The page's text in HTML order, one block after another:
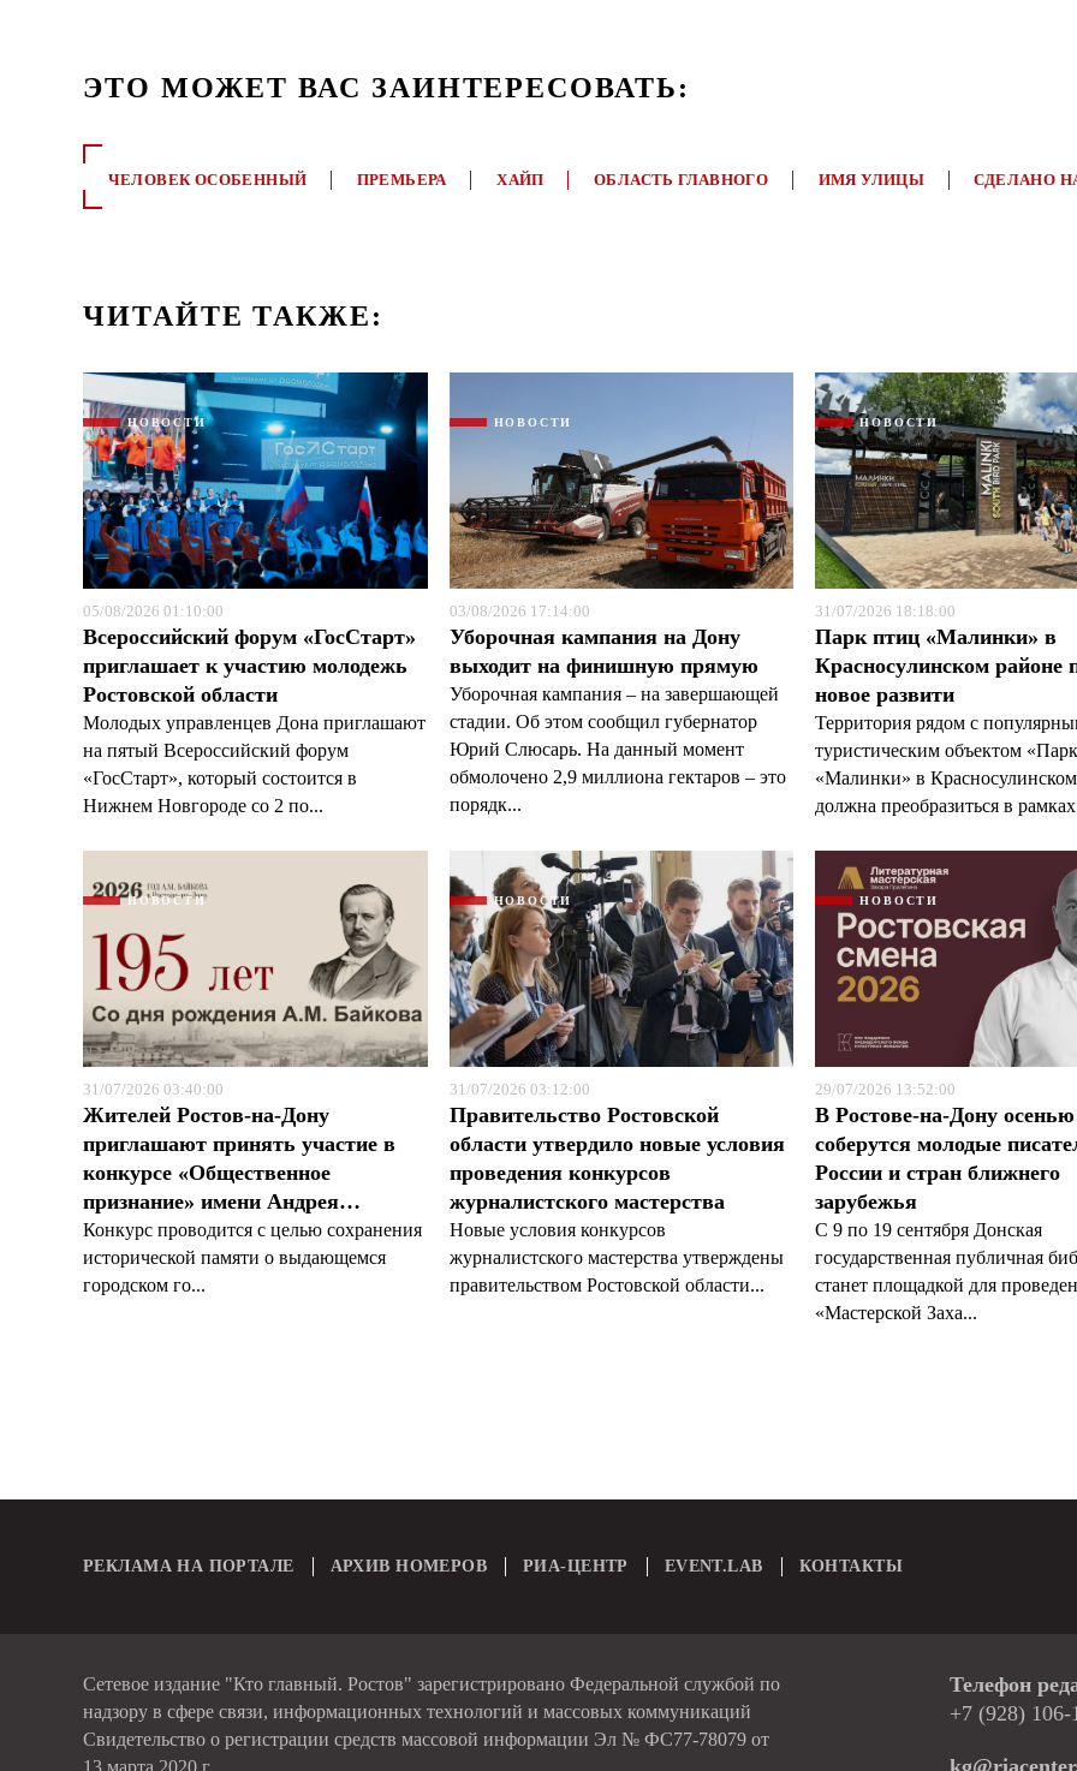
ЭТО МОЖЕТ ВАС ЗАИНТЕРЕСОВАТЬ:
ЧЕЛОВЕК ОСОБЕННЫЙ ПРЕМЬЕРА ХАЙП ОБЛАСТЬ ГЛАВНОГО ИМЯ УЛИЦЫ СДЕЛАНО
ЧИТАЙТЕ ТАКЖЕ:
НОВОСТИ
05/08/2026 01:10:00
Всероссийский форум «ГосСтарт»
приглашает к участию молодежь
Ростовской области
Молодых управленцев Дона приглашают
на пятый Всероссийский форум
«ГосСтарт», который состоится в
Нижнем Новгороде со 2 по...
НОВОСТИ
03/08/2026 17:14:00
Уборочная кампания на Дону
выходит на финишную прямую
Уборочная кампания – на завершающей
стадии. Об этом сообщил губернатор
Юрий Слюсарь. На данный момент
обмолочено 2,9 миллиона гектаров – это
порядк...
НОВОСТИ
31/07/2026 18:18:00
Парк птиц «Малинки» в
Красносулинском районе
новое развити
Территория рядом с
туристическим объектом
«Малинки» в
должна преобразиться в
НОВОСТИ
31/07/2026 03:40:00
Жителей Ростов-на-Дону
приглашают принять участие в
конкурсе «Общественное
признание» имени Андрея…
Конкурс проводится с целью сохранения
исторической памяти о выдающемся
городском го...
НОВОСТИ
31/07/2026 03:12:00
Правительство Ростовской
области утвердило новые условия
проведения конкурсов
журналистского мастерства
Новые условия конкурсов
журналистского мастерства утверждены
правительством Ростовской области...
НОВОСТИ
29/07/2026 13:52:00
В Ростове-на-Дону осенью
соберутся молодые
России и стран ближнего
зарубежья
С 9 по 19 сентября Донская
государственная публичная
станет площадкой для
«Мастерской Заха...
РЕКЛАМА НА ПОРТАЛЕ АРХИВ НОМЕРОВ РИА-ЦЕНТР EVENT.LAB КОНТАКТЫ
Сетевое издание "Кто главный. Ростов" зарегистрировано Федеральной службой по
надзору в сфере связи, информационных технологий и массовых коммуникаций
Свидетельство о регистрации средств массовой информации Эл № ФС77-78079 от
13 марта 2020 г
Телефон
+7 (928) 106-